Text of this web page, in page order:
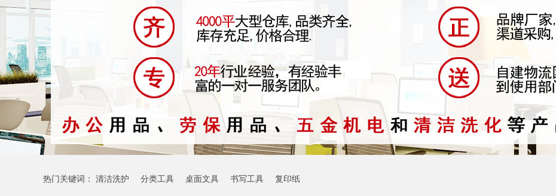
热门关键词： 清洁洗护 分类工具 桌面文具 书写工具 复印纸